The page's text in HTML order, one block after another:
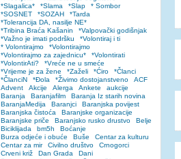
*Slagalica*
*Slama *Slap
* Sombor
*SOSNET
*SOZAH
*Tarda
*Tolerancija DA, nasilje NE*
*Tribina Braća Kašanin
*Valpovački godišnjak
*Važno je imati podršku
*Volontiraj i ti
* Volontirajmo
*Volontirajmo
*Volontirajmo za zajednicu*
*Volontirati
*VolontirAti?
*Vreće ne u smeće
*Vrijeme je za žene
*Zaželi *Ćiro
*Članci
*ČlanciN
*Đola *Živimo dostojanstveno
ACF
Advent
Akcije Alerga Ankete
aukcije
Baranja
Baranjafilm
Baranja Iz starih novina
BaranjaMedija
Baranjci
Baranjska povijest
Baranjska čistoća
Baranjske organizacije
Baranjske priče
Baranjsko rusko drustvo
Belje
Biciklijada
bm5h
Boćanje
Burza odjeće i obuće
Buše
Centar za kulturu
Centar za mir
Civilno društvo
Crnogorci
Crveni križ
Dan Grada
Dani